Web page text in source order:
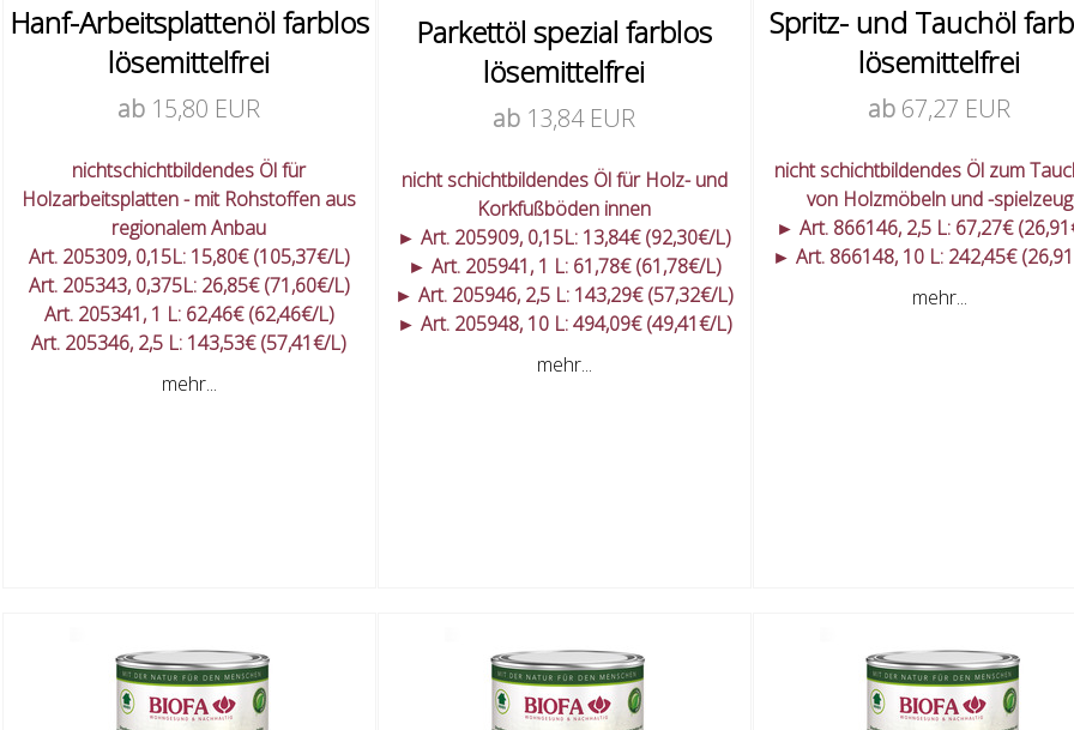
Hanf-Arbeitsplattenöl farblos
lösemittelfrei
ab 15,80 EUR
nichtschichtbildendes Öl für
Holzarbeitsplatten - mit Rohstoffen aus
regionalem Anbau
Art. 205309, 0,15L: 15,80€ (105,37€/L)
Art. 205343, 0,375L: 26,85€ (71,60€/L)
Art. 205341, 1 L: 62,46€ (62,46€/L)
Art. 205346, 2,5 L: 143,53€ (57,41€/L)
mehr...
Parkettöl spezial farblos
lösemittelfrei
ab 13,84 EUR
nicht schichtbildendes Öl für Holz- und
Korkfußböden innen
► Art. 205909, 0,15L: 13,84€ (92,30€/L)
► Art. 205941, 1 L: 61,78€ (61,78€/L)
► Art. 205946, 2,5 L: 143,29€ (57,32€/L)
► Art. 205948, 10 L: 494,09€ (49,41€/L)
mehr...
Spritz- und Tauchöl
lösemittelfrei
ab 67,27 EUR
nicht schichtbildendes Öl zum
von Holzmöbeln und -spielzeug
► Art. 866146, 2,5 L: 67,27€
► Art. 866148, 10 L: 242,45€
mehr...